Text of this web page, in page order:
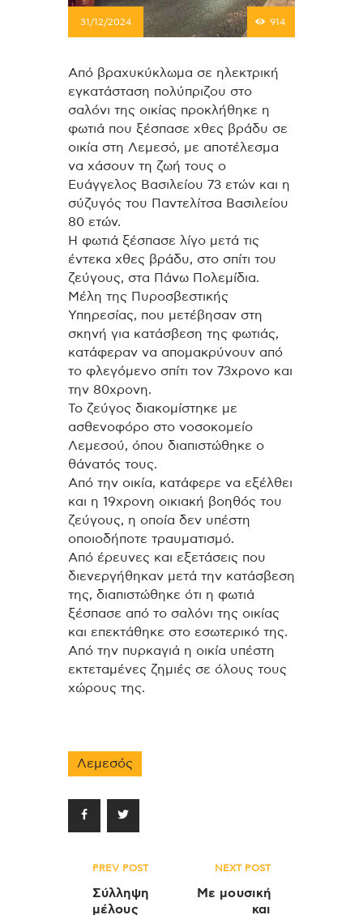
31/12/2024 914
Από βραχυκύκλωμα σε ηλεκτρική
εγκατάσταση πολύπριζου στο
σαλόνι της οικίας προκλήθηκε η
φωτιά που ξέσπασε χθες βράδυ σε
οικία στη Λεμεσό, με αποτέλεσμα
να χάσουν τη ζωή τους ο
Ευάγγελος Βασιλείου 73 ετών και η
σύζυγός του Παντελίτσα Βασιλείου
80 ετών.
Η φωτιά ξέσπασε λίγο μετά τις
έντεκα χθες βράδυ, στο σπίτι του
ζεύγους, στα Πάνω Πολεμίδια.
Μέλη της Πυροσβεστικής
Υπηρεσίας, που μετέβησαν στη
σκηνή για κατάσβεση της φωτιάς,
κατάφεραν να απομακρύνουν από
το φλεγόμενο σπίτι τον 73χρονο και
την 80χρονη.
Το ζεύγος διακομίστηκε με
ασθενοφόρο στο νοσοκομείο
Λεμεσού, όπου διαπιστώθηκε ο
θάνατός τους.
Από την οικία, κατάφερε να εξέλθει
και η 19χρονη οικιακή βοηθός του
ζεύγους, η οποία δεν υπέστη
οποιοδήποτε τραυματισμό.
Από έρευνες και εξετάσεις που
διενεργήθηκαν μετά την κατάσβεση
της, διαπιστώθηκε ότι η φωτιά
ξέσπασε από το σαλόνι της οικίας
και επεκτάθηκε στο εσωτερικό της.
Από την πυρκαγιά η οικία υπέστη
εκτεταμένες ζημιές σε όλους τους
χώρους της.
Λεμεσός
Πλοήγηση
άρθρων
PREV POST
Σύλληψη
μέλους
NEXT POST
Με μουσική
και